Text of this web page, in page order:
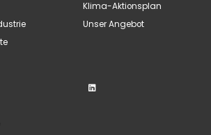
Klima-Aktionsplan
Unser Angebot